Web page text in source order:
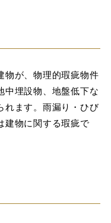
物が、物理的瑕疵物件
中埋設物、地盤低下な
れます。雨漏り・ひび
建物に関する瑕疵で